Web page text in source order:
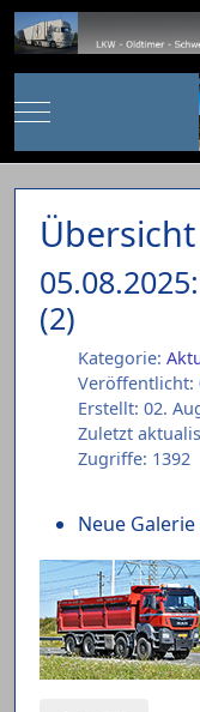
Mobile Menu
Übersicht
(2)
Kategorie:
Veröffentlicht:
Erstellt: 02.
Zuletzt
Zugriffe: 1392
Neue